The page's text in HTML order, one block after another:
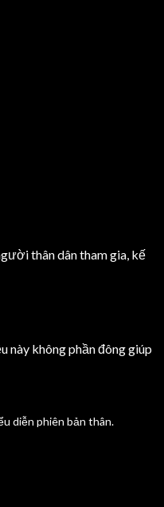
thân dân tham gia, kế
này không phần đông giúp
diễn phiên bản thân.